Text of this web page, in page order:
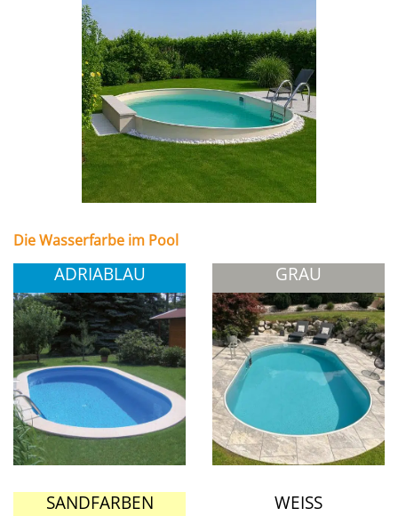
Die Wasserfarbe im Pool
ADRIABLAU GRAU
SANDFARBEN WEISS